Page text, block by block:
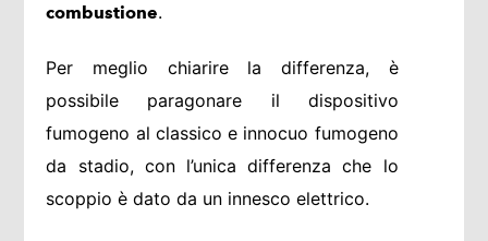
combustione.
Per meglio chiarire la differenza, è
possibile paragonare il dispositivo
fumogeno al classico e innocuo fumogeno
da stadio, con l’unica differenza che lo
scoppio è dato da un innesco elettrico.